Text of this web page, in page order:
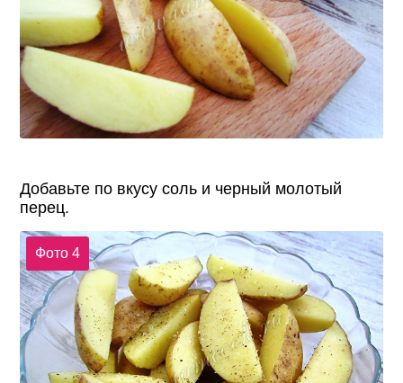
Добавьте по вкусу соль и черный молотый
перец.
Фото 4